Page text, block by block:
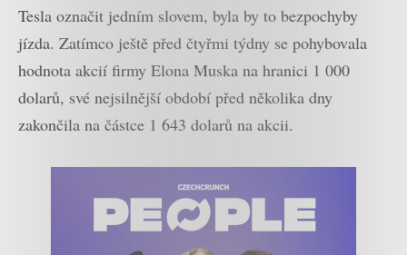
Tesla označit jedním slovem, byla by to bezpochyby
jízda. Zatímco ještě před čtyřmi týdny se pohybovala
hodnota akcií firmy Elona Muska na hranici 1 000
dolarů, své nejsilnější období před několika dny
zakončila na částce 1 643 dolarů na akcii.